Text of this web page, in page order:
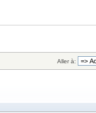
Aller à: